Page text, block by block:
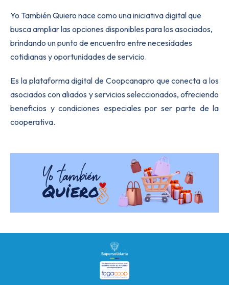
Yo También Quiero nace como una iniciativa digital que
busca ampliar las opciones disponibles para los asociados,
brindando un punto de encuentro entre necesidades
cotidianas y oportunidades de servicio.
Es la plataforma digital de Coopcanapro que conecta a los
asociados con aliados y servicios seleccionados, ofreciendo
beneficios y condiciones especiales por ser parte de la
cooperativa.